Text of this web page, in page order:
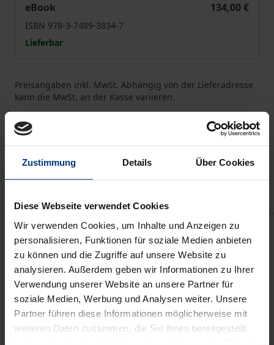
Zustimmung Details Über Cookies
Diese Webseite verwendet Cookies
Wir verwenden Cookies, um Inhalte und Anzeigen zu
personalisieren, Funktionen für soziale Medien anbieten
zu können und die Zugriffe auf unsere Website zu
analysieren. Außerdem geben wir Informationen zu Ihrer
Verwendung unserer Website an unsere Partner für
soziale Medien, Werbung und Analysen weiter. Unsere
Partner führen diese Informationen möglicherweise mit
weiteren Daten zusammen, die Sie ihnen bereitgestellt
eBook
134,00 €
ISBN 978-3-7489-3834-7
Lieferbar
Preisangaben inkl. MwSt. Abhängig von der Lieferadresse
kann die MwSt. an der Kasse variieren.
Hinweise zu Versandkosten
Beschreibung
Welche Auswirkungen hat die
Pandemiebekämpfung auf rechtsstaatliche
Grundprinzipien und auf die verschiedenen
Systemebenen des Rechts? Gibt es eine „Best
Practice“ in der Pandemiebekämpfung? Und lassen